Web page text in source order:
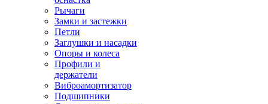
Рычаги
Замки и застежки
Петли
Заглушки и насадки
Опоры и колеса
Профили и
держатели
Виброамортизатор
Подшипники